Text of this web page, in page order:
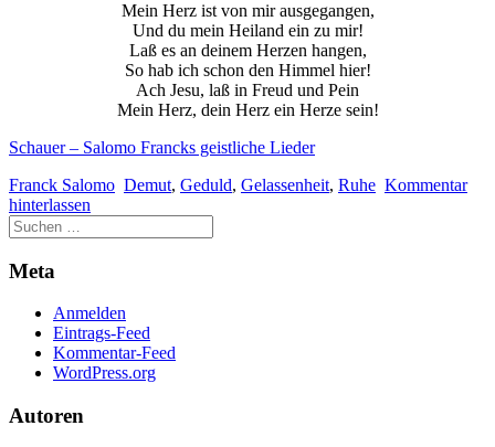
Mein Herz ist von mir ausgegangen,
Und du mein Heiland ein zu mir!
Laß es an deinem Herzen hangen,
So hab ich schon den Himmel hier!
Ach Jesu, laß in Freud und Pein
Mein Herz, dein Herz ein Herze sein!
Schauer – Salomo Francks geistliche Lieder
Franck Salomo Demut, Geduld, Gelassenheit, Ruhe Kommentar
hinterlassen
Meta
Anmelden
Eintrags-Feed
Kommentar-Feed
WordPress.org
Autoren